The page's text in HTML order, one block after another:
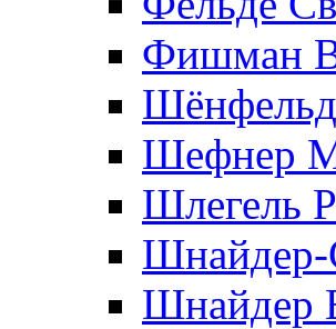
Фишман
Шефнер
Шлегель
Шнайдер-
Шнайдер